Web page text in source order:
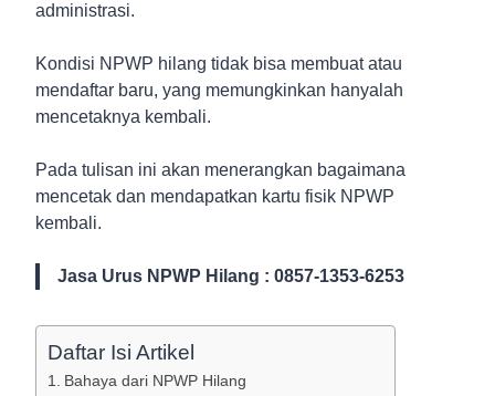
administrasi.
Kondisi NPWP hilang tidak bisa membuat atau
mendaftar baru, yang memungkinkan hanyalah
mencetaknya kembali.
Pada tulisan ini akan menerangkan bagaimana
mencetak dan mendapatkan kartu fisik NPWP
kembali.
Jasa Urus NPWP Hilang : 0857-1353-6253
Daftar Isi Artikel
Bahaya dari NPWP Hilang